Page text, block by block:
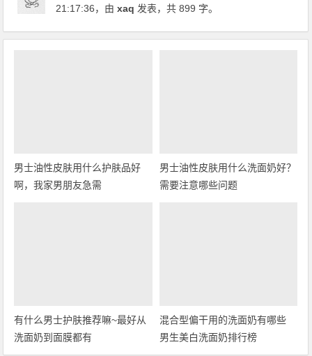
21:17:36，由xaq 发表，共 899 字。
男士油性皮肤用什么护肤品好
啊，我家男朋友急需
男士油性皮肤用什么洗面奶好？
需要注意哪些问题
有什么男士护肤推荐嘛~最好从
洗面奶到面膜都有
混合型偏干用的洗面奶有哪些
男生美白洗面奶排行榜